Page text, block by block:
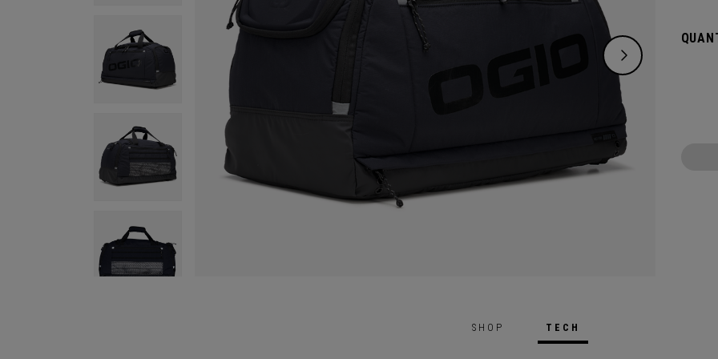
SHOP TECH